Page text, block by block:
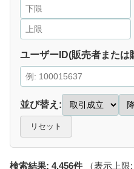
ユーザーID(販売者または
並び替え:
リセット
検索結果: 4,456件 （表示上限